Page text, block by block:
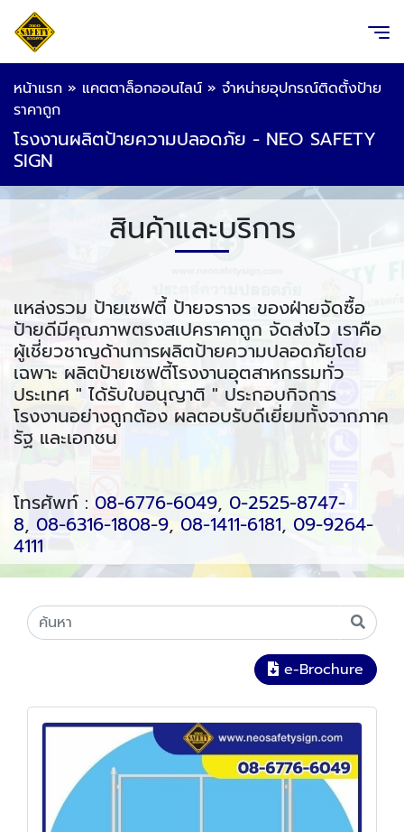
หน้าแรก » แคตตาล็อกออนไลน์ » จำหน่ายอุปกรณ์ติดตั้งป้าย
ราคาถูก
โรงงานผลิตป้ายความปลอดภัย - NEO SAFETY
SIGN
สินค้าและบริการ
แหล่งรวม ป้ายเซฟตี้ ป้ายจราจร ของฝ่ายจัดซื้อ
ป้ายดีมีคุณภาพตรงสเปคราคาถูก จัดส่งไว เราคือ
ผู้เชี่ยวชาญด้านการผลิตป้ายความปลอดภัยโดย
เฉพาะ ผลิตป้ายเซฟตี้โรงงานอุตสาหกรรมทั่ว
ประเทศ " ได้รับใบอนุญาติ " ประกอบกิจการ
โรงงานอย่างถูกต้อง ผลตอบรับดีเยี่ยมทั้งจากภาค
รัฐ และเอกชน
โทรศัพท์ : 08-6776-6049, 0-2525-8747-
8, 08-6316-1808-9, 08-1411-6181, 09-9264-
4111
e-Brochure